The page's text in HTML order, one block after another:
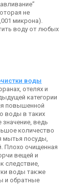
не
микрона).
воду от любых
воды
отелях и
категории
повышенной
воды в таких
значение, ведь
количество
мытья посуды,
Плохо очищенная
вещей и
следствие,
воды также
и обратные